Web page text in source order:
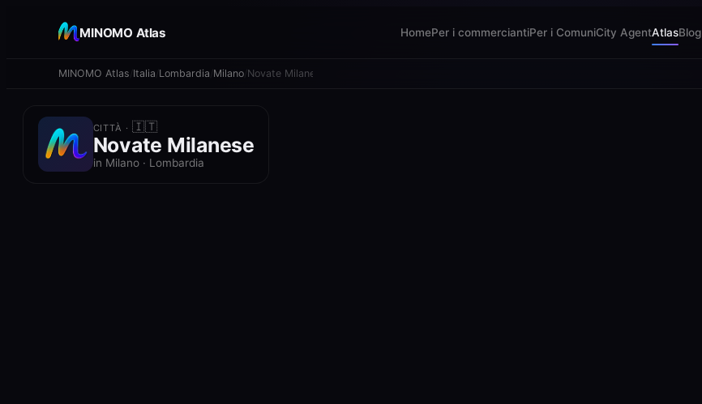
MINOMO Atlas HomePer i commerciantiPer i ComuniCity AgentAtlasBlog
MINOMO Atlas Italia Lombardia Milano Novate Milanese
CITTÀ · 🇮🇹
Novate Milanese
in Milano · Lombardia